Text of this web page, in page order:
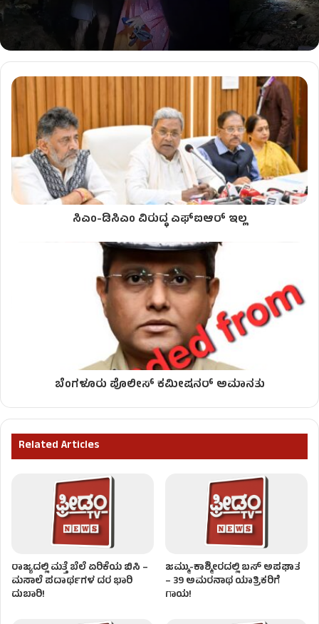
ಸಿಎಂ-ಡಿಸಿಎಂ ವಿರುದ್ಧ ಎಫ್​ಐಆರ್ ಇಲ್ಲ
ಬೆಂಗಳೂರು ಪೊಲೀಸ್ ಕಮೀಷನರ್ ಅಮಾನತು
Related Articles
ರಾಜ್ಯದಲ್ಲಿ ಮತ್ತೆ ಬೆಲೆ ಏರಿಕೆಯ ಬಿಸಿ –
ಮಸಾಲೆ ಪದಾರ್ಥಗಳ ದರ ಭಾರಿ
ದುಬಾರಿ!
ಜಮ್ಮು-ಕಾಶ್ಮೀರದಲ್ಲಿ ಬಸ್ ಅಪಘಾತ
– 39 ಅಮರನಾಥ ಯಾತ್ರಿಕರಿಗೆ
ಗಾಯ!